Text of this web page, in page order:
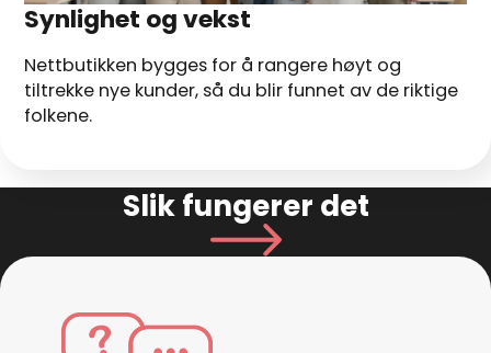
Synlighet og vekst
Nettbutikken bygges for å rangere høyt og
tiltrekke nye kunder, så du blir funnet av de riktige
folkene.
Slik fungerer det